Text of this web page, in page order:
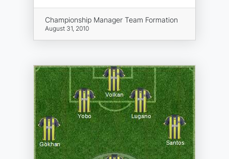
Championship Manager Team Formation
August 31, 2010